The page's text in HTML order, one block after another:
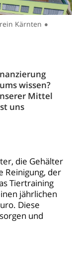
Kärnten ●
wissen?
Mittel
uns
die Gehälter
Reinigung, der
Tiertraining
jährlichen
Diese
und